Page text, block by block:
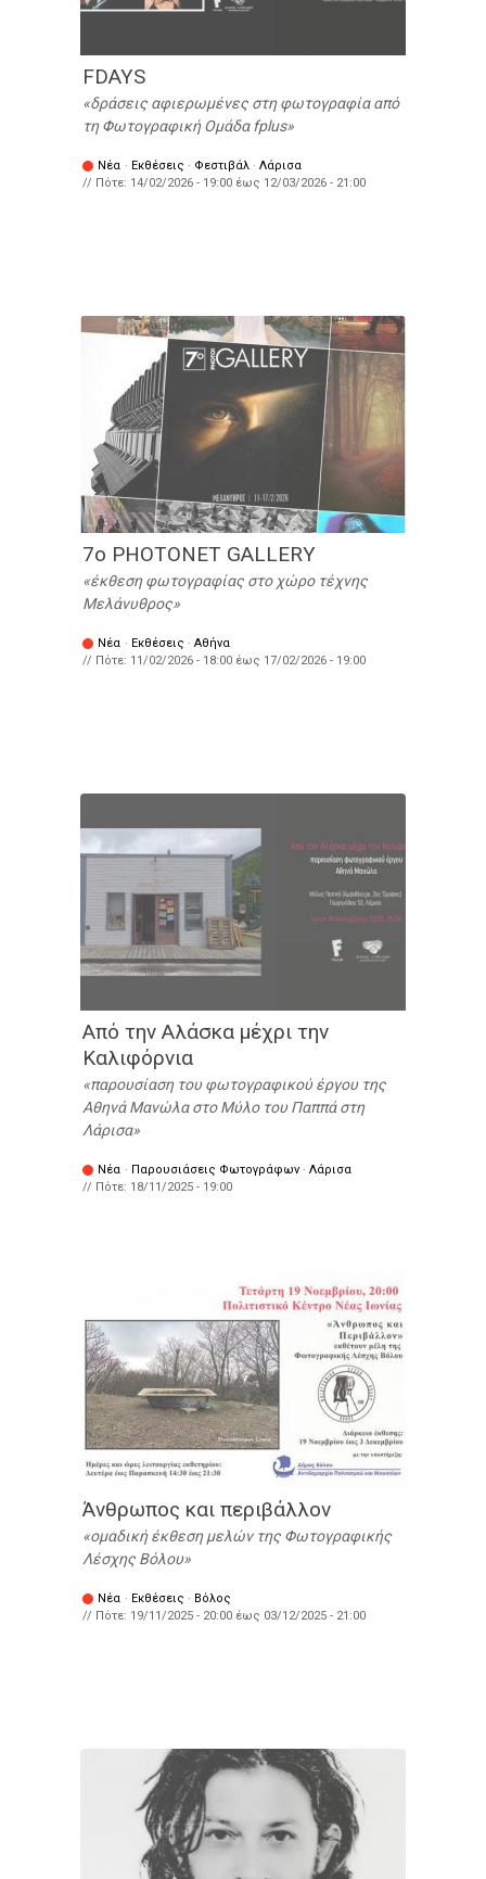
FDAYS
δράσεις αφιερωμένες στη φωτογραφία από
τη Φωτογραφική Ομάδα fplus
Νέα · Εκθέσεις · Φεστιβάλ · Λάρισα
// Πότε: 14/02/2026 - 19:00 έως 12/03/2026 - 21:00
7ο PHOTONET GALLERY
έκθεση φωτογραφίας στο χώρο τέχνης
Μελάνυθρος
Νέα · Εκθέσεις · Αθήνα
// Πότε: 11/02/2026 - 18:00 έως 17/02/2026 - 19:00
Από την Αλάσκα μέχρι την
Καλιφόρνια
παρουσίαση του φωτογραφικού έργου της
Αθηνά Μανώλα στο Μύλο του Παππά στη
Λάρισα
Νέα · Παρουσιάσεις Φωτογράφων · Λάρισα
// Πότε: 18/11/2025 - 19:00
Άνθρωπος και περιβάλλον
ομαδική έκθεση μελών της Φωτογραφικής
Λέσχης Βόλου
Νέα · Εκθέσεις · Βόλος
// Πότε: 19/11/2025 - 20:00 έως 03/12/2025 - 21:00